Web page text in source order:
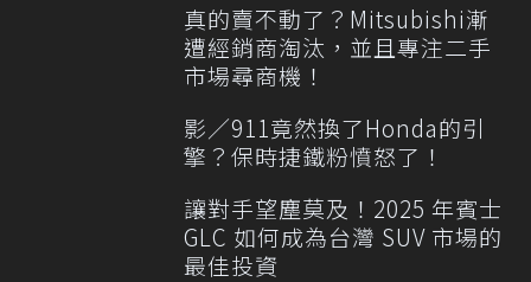
真的賣不動了？Mitsubishi漸
遭經銷商淘汰，並且專注二手
市場尋商機！
影／911竟然換了Honda的引
擎？保時捷鐵粉憤怒了！
讓對手望塵莫及！2025 年賓士
GLC 如何成為台灣 SUV 市場的
最佳投資